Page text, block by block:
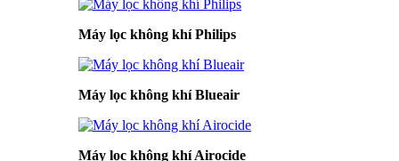
Máy lọc không khí Philips
Máy lọc không khí Blueair
Máy lọc không khí Airocide